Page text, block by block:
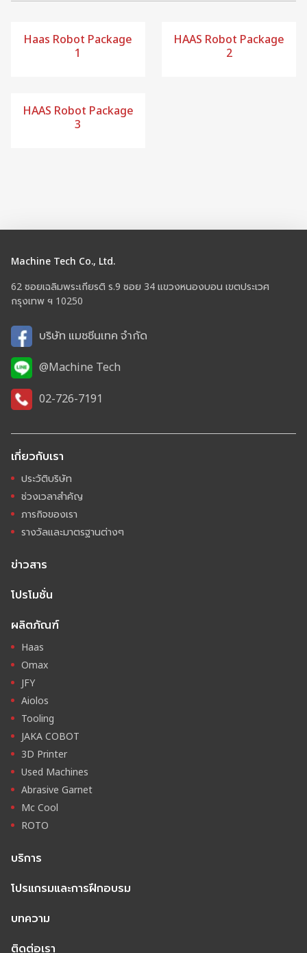
Haas Robot Package
1
HAAS Robot Package
2
HAAS Robot Package
3
Machine Tech Co., Ltd.
62 ซอยเฉลิมพระเกียรติ ร.9 ซอย 34 แขวงหนองบอน เขตประเวศ
กรุงเทพ ฯ 10250
บริษัท แมชชีนเทค จำกัด
@Machine Tech
02-726-7191
เกี่ยวกับเรา
ประวัติบริษัท
ช่วงเวลาสำคัญ
ภารกิจของเรา
รางวัลและมาตรฐานต่างๆ
ข่าวสาร
โปรโมชั่น
ผลิตภัณฑ์
Haas
Omax
JFY
Aiolos
Tooling
JAKA COBOT
3D Printer
Used Machines
Abrasive Garnet
Mc Cool
ROTO
บริการ
โปรแกรมและการฝึกอบรม
บทความ
ติดต่อเรา